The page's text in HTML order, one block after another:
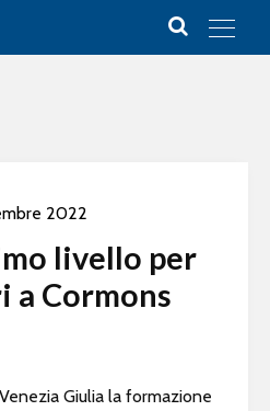
2022
livello per
a Cormons
Giulia la formazione